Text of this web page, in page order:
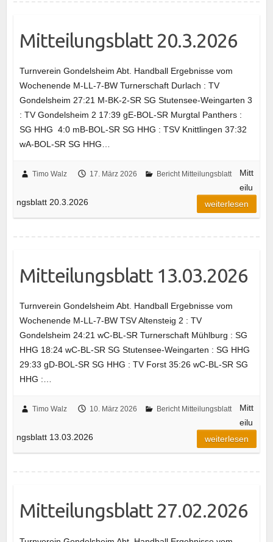
Mitteilungsblatt 20.3.2026
Turnverein Gondelsheim Abt. Handball Ergebnisse vom
Wochenende M-LL-7-BW Turnerschaft Durlach : TV
Gondelsheim 27:21 M-BK-2-SR SG Stutensee-Weingarten 3
: TV Gondelsheim 2 17:39 gE-BOL-SR Murgtal Panthers :
SG HHG 4:0 mB-BOL-SR SG HHG : TSV Knittlingen 37:32
wA-BOL-SR SG HHG…
Timo Walz 17. März 2026 Bericht Mitteilungsblatt
Mitt
eilu
ngsblatt 20.3.2026
weiterlesen
Mitteilungsblatt 13.03.2026
Turnverein Gondelsheim Abt. Handball Ergebnisse vom
Wochenende M-LL-7-BW TSV Altensteig 2 : TV
Gondelsheim 24:21 wC-BL-SR Turnerschaft Mühlburg : SG
HHG 18:24 wC-BL-SR SG Stutensee-Weingarten : SG HHG
29:33 gD-BOL-SR SG HHG : TV Forst 35:26 wC-BL-SR SG
HHG :…
Timo Walz 10. März 2026 Bericht Mitteilungsblatt
Mitt
eilu
ngsblatt 13.03.2026
weiterlesen
Mitteilungsblatt 27.02.2026